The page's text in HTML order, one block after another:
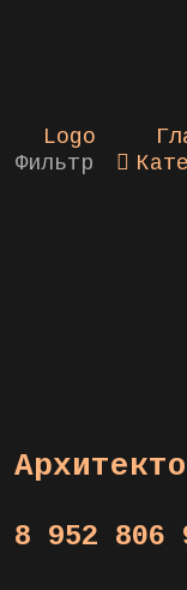
Фильтр
8 952 806